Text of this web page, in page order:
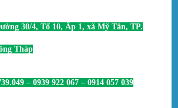
30/4, Tổ 10, Ấp 1, xã Mỹ Tân, TP.
Tháp
– 0939 922 067 – 0914 057 039